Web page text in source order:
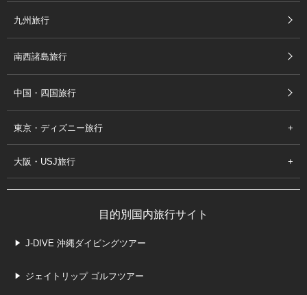
九州旅行
南西諸島旅行
中国・四国旅行
東京・ディズニー旅行
大阪・USJ旅行
目的別国内旅行サイト
J-DIVE 沖縄ダイビングツアー
ジェイトリップ ゴルフツアー